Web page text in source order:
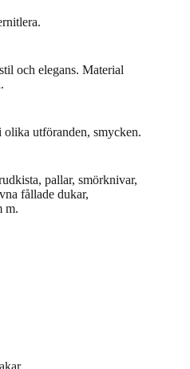
och elegans. Material
olika utföranden, smycken.
pallar, smörknivar,
fållade dukar,
m.